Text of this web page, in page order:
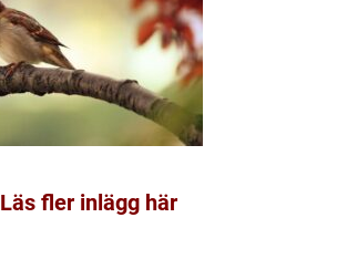
Läs fler inlägg här